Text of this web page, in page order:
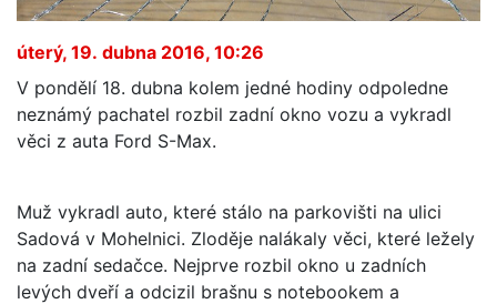
úterý, 19. dubna 2016, 10:26
V pondělí 18. dubna kolem jedné hodiny odpoledne
neznámý pachatel rozbil zadní okno vozu a vykradl
věci z auta Ford S-Max.
Muž vykradl auto, které stálo na parkovišti na ulici
Sadová v Mohelnici. Zloděje nalákaly věci, které ležely
na zadní sedačce. Nejprve rozbil okno u zadních
levých dveří a odcizil brašnu s notebookem a